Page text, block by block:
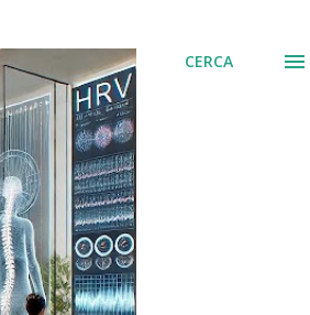
CERCA